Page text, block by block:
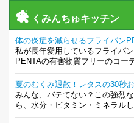
くみんちゅキッチン
体の炎症を減らせるフライパン
私が長年愛用しているフライパ
PENTAの有害物質フリーのコー
夏のむくみ退散！レタスの30秒お
みんな、バテてない？この強烈
ら、水分・ビタミン・ミネラル